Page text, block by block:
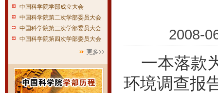
中国科学院学部成立大会
中国科学院第二次学部委员大会
中国科学院第三次学部委员大会
中国科学院第四次学部委员大会
2008-
一本落款
环境调查报